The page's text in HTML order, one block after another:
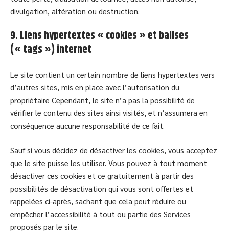
divulgation, altération ou destruction.
9. Liens hypertextes « cookies » et balises
(« tags ») internet
Le site contient un certain nombre de liens hypertextes vers
d’autres sites, mis en place avec l’autorisation du
propriétaire Cependant, le site n’a pas la possibilité de
vérifier le contenu des sites ainsi visités, et n’assumera en
conséquence aucune responsabilité de ce fait.
Sauf si vous décidez de désactiver les cookies, vous acceptez
que le site puisse les utiliser. Vous pouvez à tout moment
désactiver ces cookies et ce gratuitement à partir des
possibilités de désactivation qui vous sont offertes et
rappelées ci-après, sachant que cela peut réduire ou
empêcher l’accessibilité à tout ou partie des Services
proposés par le site.